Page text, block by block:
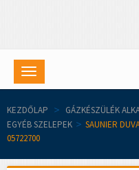
Toggle
navigation
KEZDŐLAP > GÁZKÉSZÜLÉK
EGYÉB SZELEPEK > SAUNIER
05722700